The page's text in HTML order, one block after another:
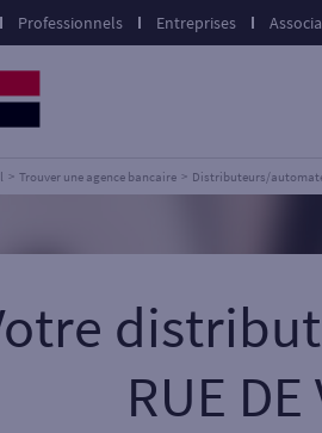
Professionnels Entreprises
Trouver une agence bancaire Distributeurs/
RUE